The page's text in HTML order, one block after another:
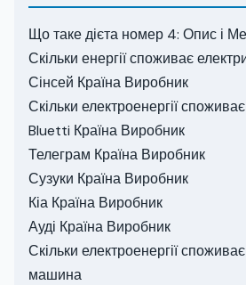
Що таке дієта номер 4: Опис і
Скільки енергії споживає
Сінсей Країна Виробник
Скільки електроенергії
Bluetti Країна Виробник
Телеграм Країна Виробник
Сузуки Країна Виробник
Кіа Країна Виробник
Ауді Країна Виробник
Скільки електроенергії
машина